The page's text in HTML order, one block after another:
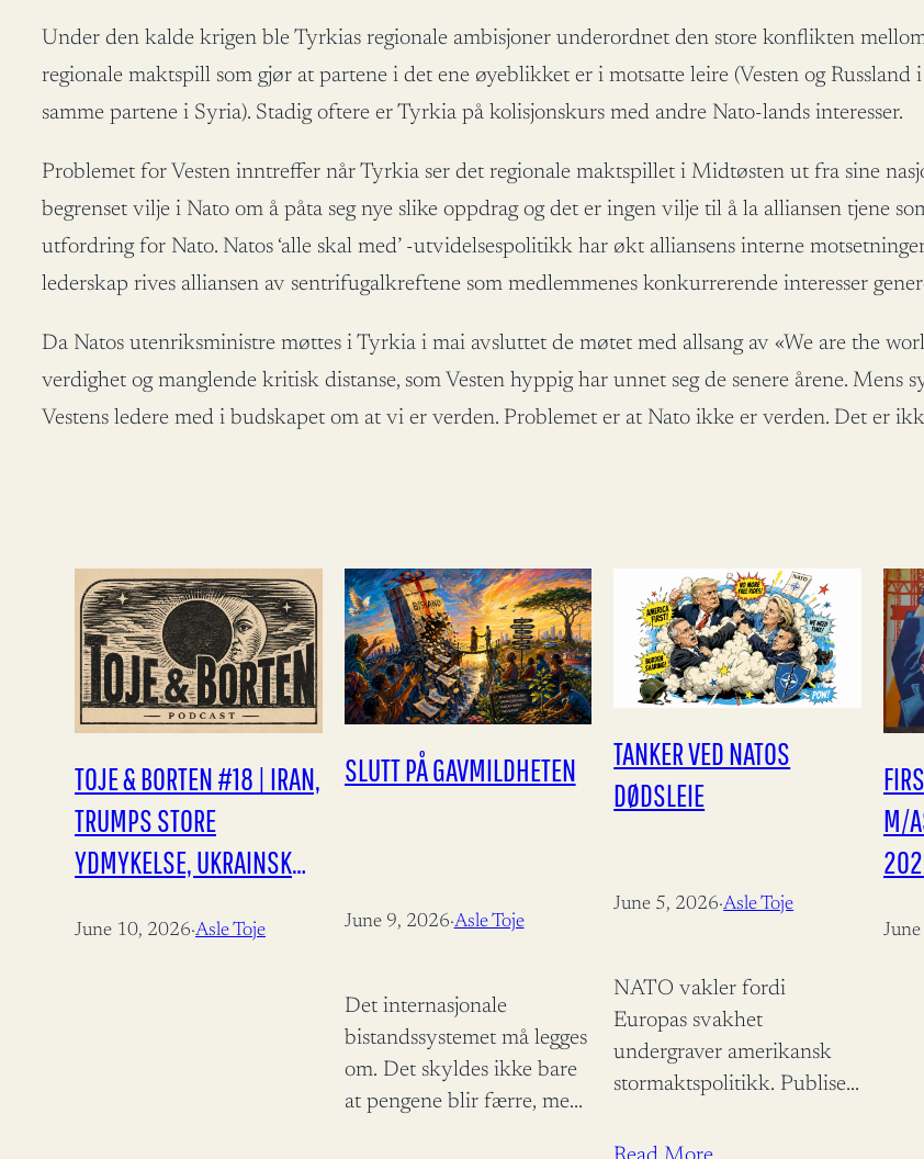
Under den kalde krigen ble Tyrkias regionale ambisjoner underordnet den store konflikten
regionale maktspill som gjør at partene i det ene øyeblikket er i motsatte leire (Vesten og
samme partene i Syria). Stadig oftere er Tyrkia på kolisjonskurs med andre Nato-lands interesser.
Problemet for Vesten inntreffer når Tyrkia ser det regionale maktspillet i Midtøsten ut fra sine
begrenset vilje i Nato om å påta seg nye slike oppdrag og det er ingen vilje til å la alliansen tjene
utfordring for Nato. Natos ‘alle skal med’ -utvidelsespolitikk har økt alliansens interne
lederskap rives alliansen av sentrifugalkreftene som medlemmenes konkurrerende interesser
Da Natos utenriksministre møttes i Tyrkia i mai avsluttet de møtet med allsang av «We are the
verdighet og manglende kritisk distanse, som Vesten hyppig har unnet seg de senere årene.
Vestens ledere med i budskapet om at vi er verden. Problemet er at Nato ikke er verden. Det er
TOJE & BORTEN #18 | IRAN,
TRUMPS STORE
YDMYKELSE, UKRAINSK
DRONEKRIG, NATOS
June 10, 2026·Asle Toje
SLUTT PÅ GAVMILDHETEN
June 9, 2026·Asle Toje
Det internasjonale
bistandssystemet må legges
om. Det skyldes ikke bare
at pengene blir færre, men
TANKER VED NATOS
DØDSLEIE
June 5, 2026·Asle Toje
NATO vakler fordi
Europas svakhet
undergraver amerikansk
stormaktspolitikk. Publisert
vet at ingen allianse varer
M/